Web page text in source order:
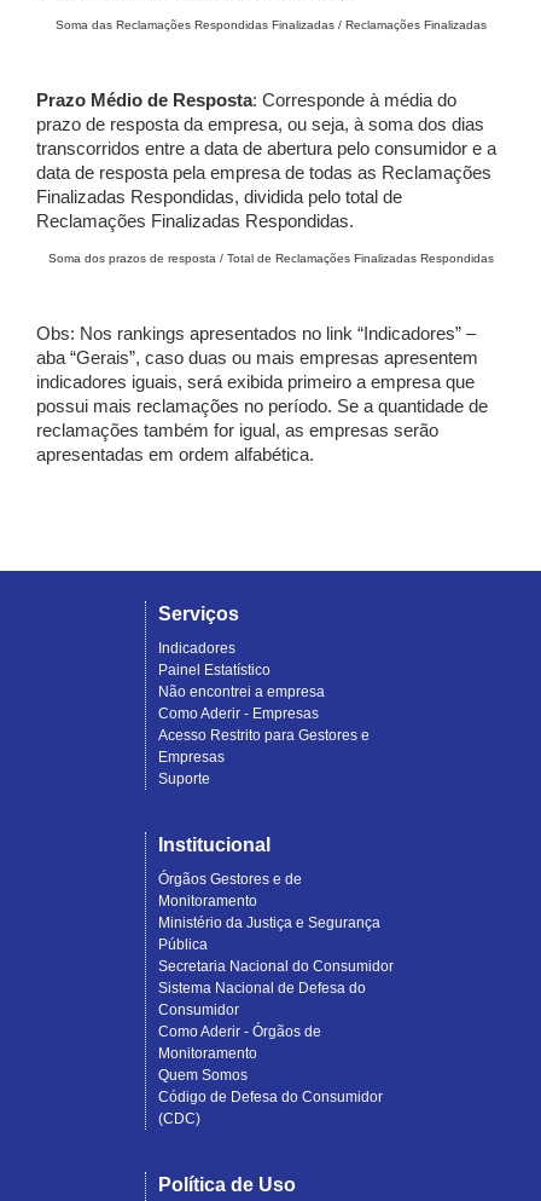
Soma das Reclamações Respondidas Finalizadas / Reclamações Finalizadas
Prazo Médio de Resposta: Corresponde à média do
prazo de resposta da empresa, ou seja, à soma dos dias
transcorridos entre a data de abertura pelo consumidor e a
data de resposta pela empresa de todas as Reclamações
Finalizadas Respondidas, dividida pelo total de
Reclamações Finalizadas Respondidas.
Soma dos prazos de resposta / Total de Reclamações Finalizadas Respondidas
Obs: Nos rankings apresentados no link “Indicadores” –
aba “Gerais”, caso duas ou mais empresas apresentem
indicadores iguais, será exibida primeiro a empresa que
possui mais reclamações no período. Se a quantidade de
reclamações também for igual, as empresas serão
apresentadas em ordem alfabética.
Serviços
Indicadores
Painel Estatístico
Não encontrei a empresa
Como Aderir - Empresas
Acesso Restrito para Gestores e
Empresas
Suporte
Institucional
Órgãos Gestores e de
Monitoramento
Ministério da Justiça e Segurança
Pública
Secretaria Nacional do Consumidor
Sistema Nacional de Defesa do
Consumidor
Como Aderir - Órgãos de
Monitoramento
Quem Somos
Código de Defesa do Consumidor
(CDC)
Política de Uso